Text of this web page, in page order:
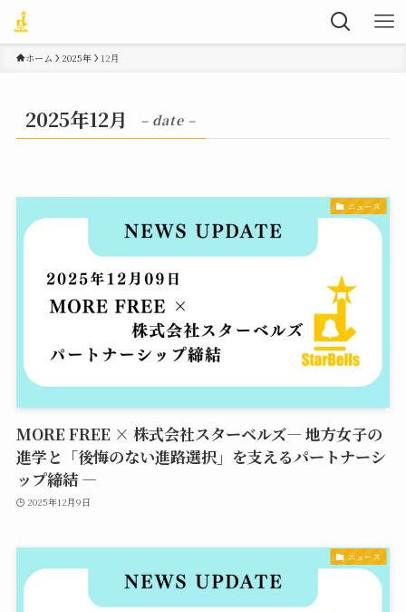
ホーム 2025年 12月
2025年12月 – date –
ニュース
MORE FREE × 株式会社スターベルズ― 地方女子の
進学と「後悔のない進路選択」を支えるパートナーシ
ップ締結 ―
2025年12月9日
ニュース